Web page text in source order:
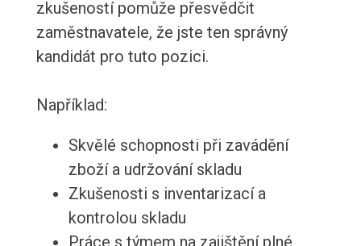
zkušeností pomůže přesvědčit
zaměstnavatele, že jste ten správný
kandidát pro tuto pozici.
Například:
Skvělé schopnosti při zavádění
zboží a udržování skladu
Zkušenosti s inventarizací a
kontrolou skladu
Práce s týmem na zajištění plné